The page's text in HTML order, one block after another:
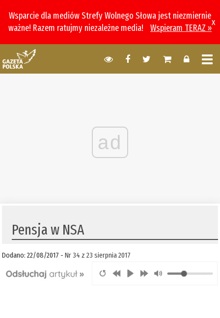
Wsparcie dla mediów Strefy Wolnego Słowa jest niezmiernie
ważne! Razem ratujmy niezależne media!
Wspieram TERAZ »
x
ad
Pensja w NSA
Dodano: 22/08/2017 -Nr 34 z 23 sierpnia 2017